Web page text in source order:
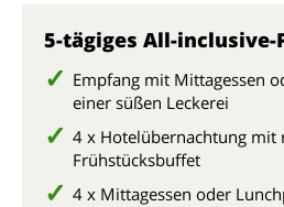
5-tägiges All-inclusive-
Empfang mit Mittagessen
einer süßen Leckerei
4 x Hotelübernachtung mit
Frühstücksbuffet
4 x Mittagessen oder